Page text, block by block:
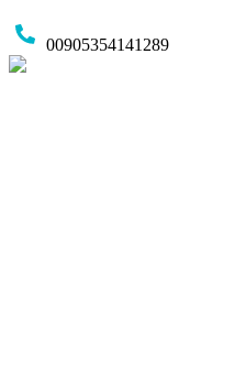
00905354141289